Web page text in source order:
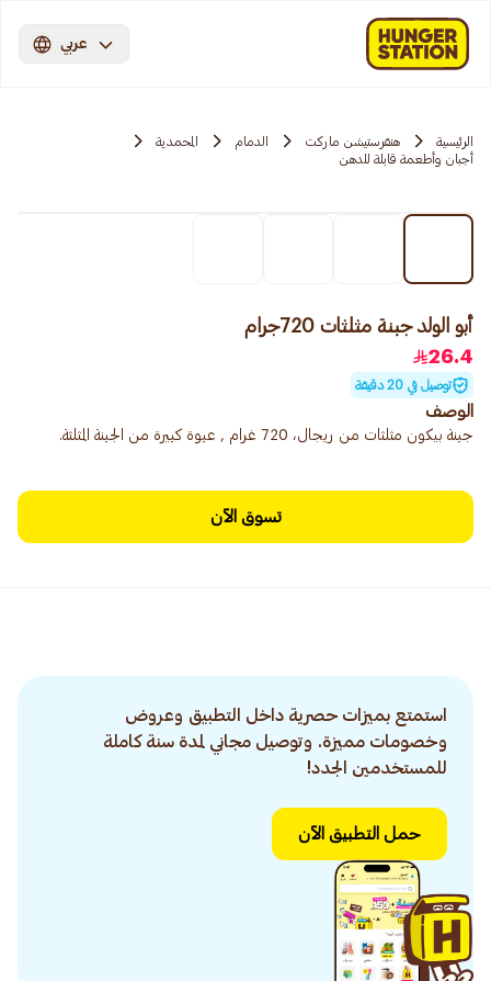
عربي
الرئيسية هنقرستيشن ماركت الدمام
المحمدية
أجبان وأطعمة قابلة للدهن
أبو الولد جبنة مثلثات 720جرام
26.4
توصيل في 20 دقيقة
الوصف
جبنة بيكون مثلثات من ريجال، 720 غرام , عبوة كبيرة من الجبنة المثلثة.
تسوق الآن
استمتع بميزات حصرية داخل التطبيق وعروض
وخصومات مميزة. وتوصيل مجاني لمدة سنة كاملة
للمستخدمين الجدد!
حمل التطبيق الآن